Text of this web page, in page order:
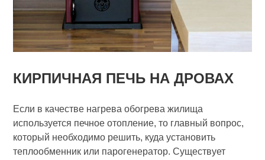
КИРПИЧНАЯ ПЕЧЬ НА ДРОВАХ
Если в качестве нагрева обогрева жилища
используется печное отопление, то главный вопрос,
который необходимо решить, куда установить
теплообменник или парогенератор. Существует